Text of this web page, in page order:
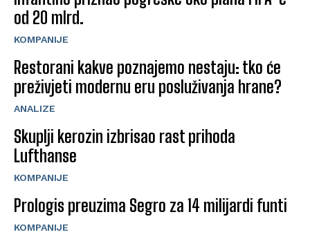
od 20 mlrd.
KOMPANIJE
Restorani kakve poznajemo nestaju: tko će
preživjeti modernu eru posluživanja hrane?
ANALIZE
Skuplji kerozin izbrisao rast prihoda
Lufthanse
KOMPANIJE
Prologis preuzima Segro za 14 milijardi funti
KOMPANIJE